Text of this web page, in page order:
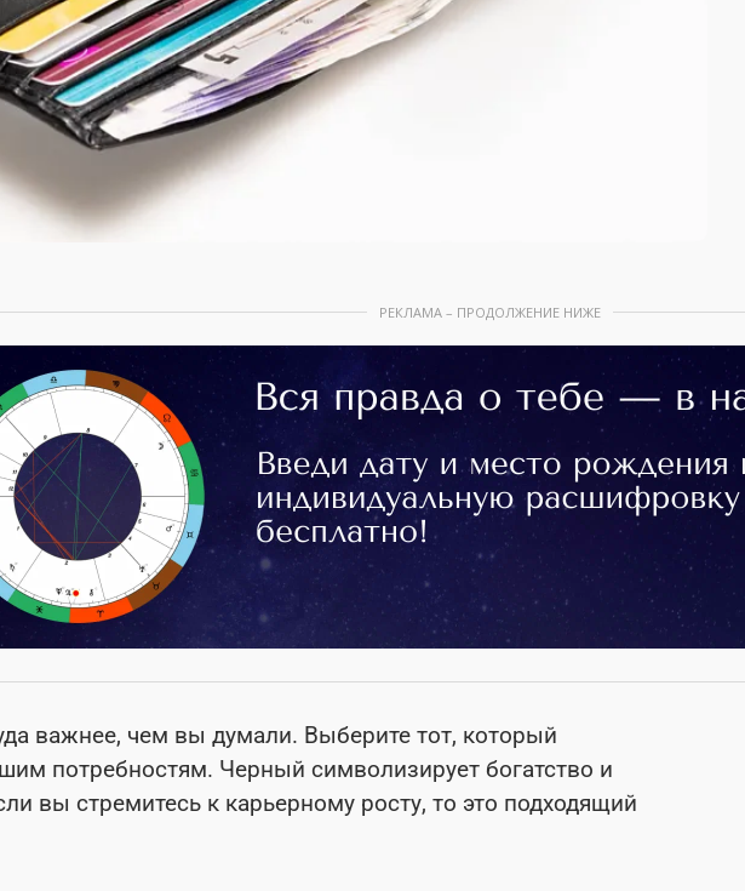
РЕКЛАМА – ПРОДОЛЖЕНИЕ НИЖЕ
важнее, чем вы думали. Выберите тот, который
потребностям. Черный символизирует богатство и
вы стремитесь к карьерному росту, то это подходящий